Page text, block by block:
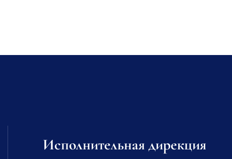
Исполнительная дирекция